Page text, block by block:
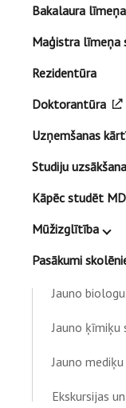
Bakalaura
Maģistra līmeņa
Rezidentūra
Doktorantūra
Uzņemšanas
Studiju
Kāpēc studēt
Mūžizglītība
Pasākumi
Jauno
Jauno ķīmiķu
Jauno
Ekskursijas